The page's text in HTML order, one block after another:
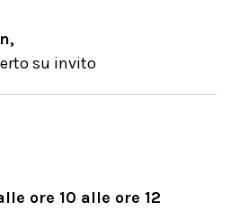
su invito
ore 10 alle ore 12